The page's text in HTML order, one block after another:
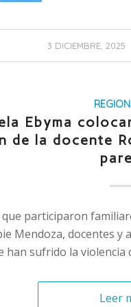
3 DICIEMBRE, 2025
/
Ebyma
de la docente
participaron
Mendoza, docentes y
han sufrido la violencia
Leer